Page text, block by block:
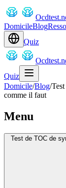
DomicileBlog
Quiz
Quiz
Domicile/Blog/
comme il faut
Menu
Test de TOC de